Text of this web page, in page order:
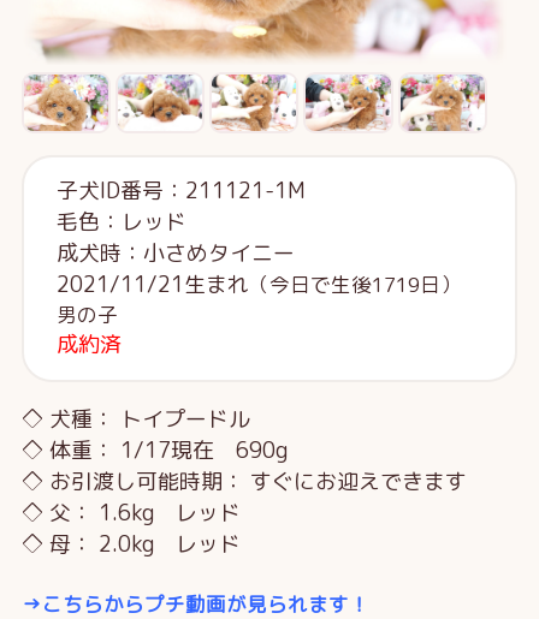
子犬ID番号：211121-1M
毛色：レッド
成犬時：小さめタイニー
2021/11/21生まれ （今日で生後1719日）
男の子
成約済
◇ 犬種： トイプードル
◇ 体重： 1/17現在 690g
◇ お引渡し可能時期： すぐにお迎えできます
◇ 父： 1.6kg レッド
◇ 母： 2.0kg レッド
→こちらからプチ動画が見られます！